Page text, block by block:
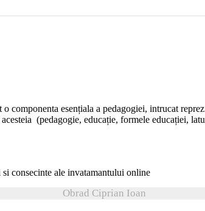
componenta esențiala a pedagogiei, intrucat
(pedagogie, educație, formele educației,
Obrad Ciprian Ioan